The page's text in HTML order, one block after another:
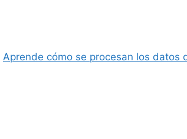
Aprende cómo se procesan los datos